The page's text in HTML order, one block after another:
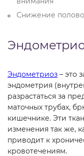
Снижение
Эндометриоз – это
эндометрия
разрастаться за
маточных трубах,
кишечнике. Эти
изменения так же,
приводит к
кровотечениям.